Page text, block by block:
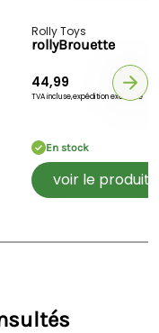
Rolly Toys
rollyBrouette
44,99
TVA incluse,expédition exclusive
En stock
voir le produit